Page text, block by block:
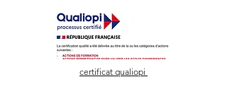
certificat qualiopi